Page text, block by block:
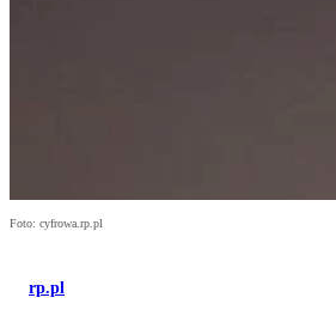
Foto: cyfrowa.rp.pl
rp.pl